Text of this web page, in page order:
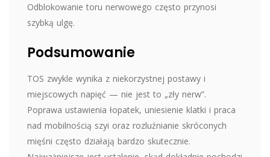
Odblokowanie toru nerwowego często przynosi
szybką ulgę.
Podsumowanie
TOS zwykle wynika z niekorzystnej postawy i
miejscowych napięć — nie jest to „zły nerw”.
Poprawa ustawienia łopatek, uniesienie klatki i praca
nad mobilnością szyi oraz rozluźnianie skróconych
mięśni często działają bardzo skutecznie.